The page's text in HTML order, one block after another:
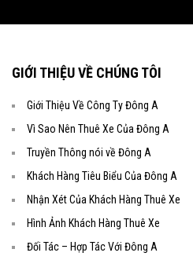
GIỚI THIỆU VỀ CHÚNG TÔI
Giới Thiệu Về Công Ty Đông A
Vì Sao Nên Thuê Xe Của Đông A
Truyền Thông nói về Đông A
Khách Hàng Tiêu Biểu Của Đông A
Nhận Xét Của Khách Hàng Thuê Xe
Hình Ảnh Khách Hàng Thuê Xe
Đối Tác – Hợp Tác Với Đông A